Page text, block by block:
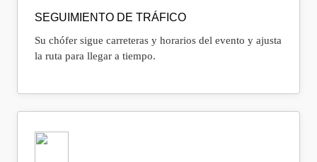
SEGUIMIENTO DE TRÁFICO
Su chófer sigue carreteras y horarios del evento y ajusta
la ruta para llegar a tiempo.